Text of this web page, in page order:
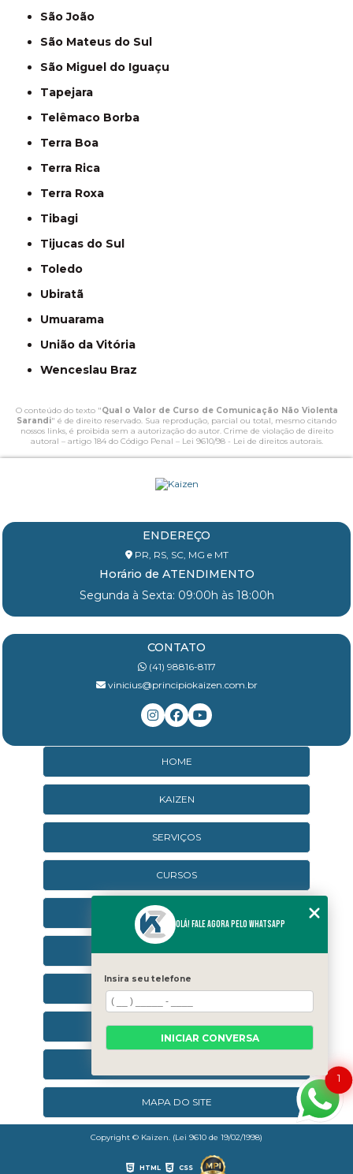
São João
São Mateus do Sul
São Miguel do Iguaçu
Tapejara
Telêmaco Borba
Terra Boa
Terra Rica
Terra Roxa
Tibagi
Tijucas do Sul
Toledo
Ubiratã
Umuarama
União da Vitória
Wenceslau Braz
O conteúdo do texto "Qual o Valor de Curso de Comunicação Não Violenta
Sarandi" é de direito reservado. Sua reprodução, parcial ou total, mesmo citando
nossos links, é proibida sem a autorização do autor. Crime de violação de direito
autoral – artigo 184 do Código Penal – Lei 9610/98 - Lei de direitos autorais.
ENDEREÇO
PR, RS, SC, MG e MT
Horário de ATENDIMENTO
Segunda à Sexta: 09:00h às 18:00h
CONTATO
(41) 98816-8117
vinicius@principiokaizen.com.br
HOME
KAIZEN
SERVIÇOS
CURSOS
CURSOS ONLINE
AGENDA
CONTATO
CATEGORIAS
MAPA DO SITE
Copyright © Kaizen. (Lei 9610 de 19/02/1998)
HTML CSS
1
Olá! Fale agora pelo WhatsApp
Insira seu telefone
INICIAR CONVERSA